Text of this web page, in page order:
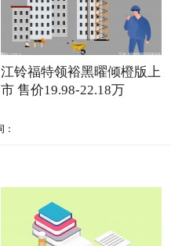
江铃福特领裕黑曜倾橙版上
市 售价19.98-22.18万
：